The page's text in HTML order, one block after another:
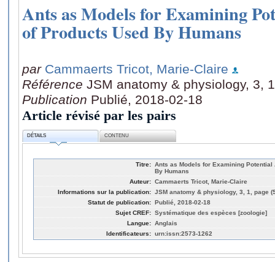
Ants as Models for Examining
of Products Used By Humans
par Cammaerts Tricot, Marie-Claire
Référence JSM anatomy & physiology, 3,
Publication Publié, 2018-02-18
Article révisé par les pairs
DÉTAILS CONTENU
Titre: Ants as Models for Examining
By Humans
Auteur: Cammaerts Tricot, Marie-Claire
Informations sur la publication: JSM anatomy & physiology, 3, 1, page
Statut de publication: Publié, 2018-02-18
Sujet CREF: Systématique des espèces [zoologie]
Langue: Anglais
Identificateurs: urn:issn:2573-1262